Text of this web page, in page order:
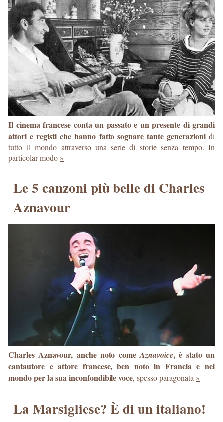
Il cinema francese conta un passato e un presente di grandi
attori e registi che hanno fatto sognare tante generazionidi
tutto il mondo attraverso una serie di storie senza tempo. In
particolar modo »
Le 5 canzoni più belle di Charles
Aznavour
Charles Aznavour, anche noto come Aznavoice, è stato un
cantautore e attore francese, ben noto in Francia e nel
mondo per la sua inconfondibile voce, spesso paragonata »
La Marsigliese? È di un italiano!